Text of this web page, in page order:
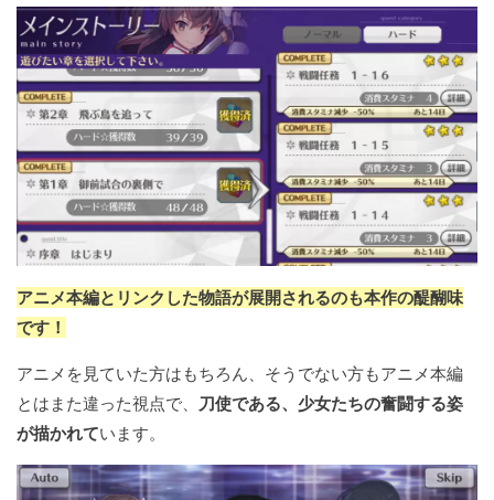
アニメ本編とリンクした物語が展開されるのも本作の醍醐味
です！
アニメを見ていた方はもちろん、そうでない方もアニメ本編
とはまた違った視点で、 刀使である、少女たちの奮闘する姿
が描かれています。